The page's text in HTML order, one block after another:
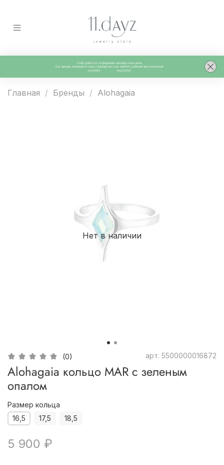
Главная Бренды Alohagaia
Нет в наличии
(0) арт. 5500000016872
Alohagaia кольцо MAR с зеленым
опалом
Размер кольца
16,5
17,5 18,5
5 900 ₽